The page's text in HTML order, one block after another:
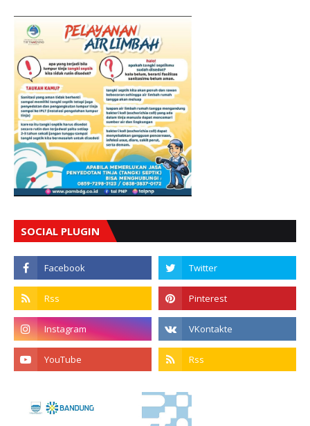
SOCIAL PLUGIN